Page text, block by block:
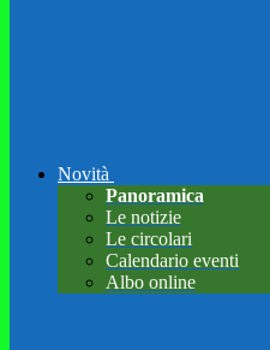
Novità
Panoramica
Le notizie
Le circolari
Calendario eventi
Albo online